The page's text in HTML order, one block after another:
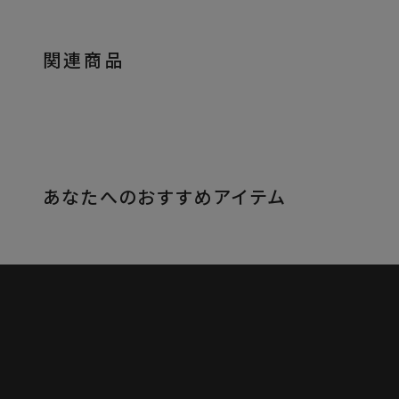
関連商品
あなたへのおすすめアイテム